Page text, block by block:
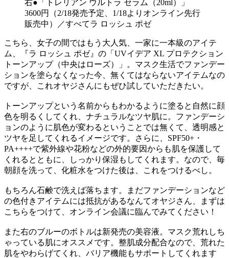
右●「トレリアン ウルトラ セラム（20ml）」
3600円（2/18発売予定、1/18よりオンライン先行
販売中）／すべてラ ロッシュ ポゼ
こちら、女子の間ではもう大人気、一家に一本級のアイテ
ム、『ラ ロッシュ ポゼ』の「UVイデア XL プロテクション
トーンアップ（中央はローズ）」。マスク生活でファンデー
ションを塗らなくなった今、無くてはならないアイテムなの
ですが、これオヤジさんにもぜひ試していただきたい。
トーンアップという名前からもわかるように塗ると自然に顔
色を明るくしてくれ、ナチュラルなツヤ肌に。ファンデーシ
ョンのように肌色が変わるということでは無くて、透明感と
ツヤを足してくれるイメージです。さらに、SPF50+・
PA++++で紫外線や花粉などの外的要因からも肌を保護して
くれるとともに、しっかり保湿もしてくれます。なので、毎
朝顔を洗って、化粧水をつけた後は、これをつけるべし。
もちろん石鹸で洗えば落ちます。まだファンデーションなど
の色付きアイテムには抵抗があるなんてオヤジさん、まずは
こちらをつけて、オンライン会議に臨んでみてください！
また右のブルーのボトルは新発売の美容液。マスク荒れしち
ゃっている肌にオススメです。整肌成分配合なので、荒れた
肌をやわらげてくれ、バリア機能もサポートしてくれます